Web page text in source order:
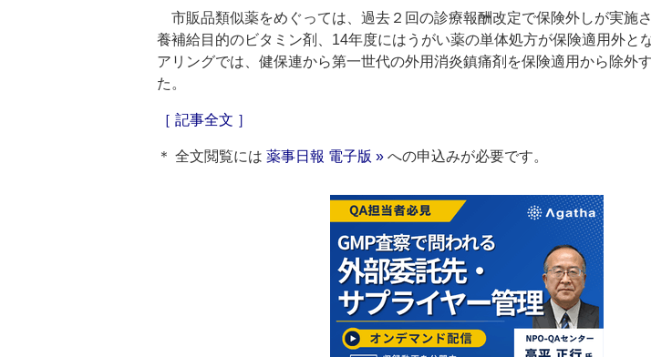
市販品類似薬をめぐっては、過去２回の診療報酬改定で保険外しが実施
養補給目的のビタミン剤、14年度にはうがい薬の単体処方が保険適用外と
アリングでは、健保連から第一世代の外用消炎鎮痛剤を保険適用から除外
た。
［ 記事全文 ］
＊ 全文閲覧には 薬事日報 電子版 » への申込みが必要です。